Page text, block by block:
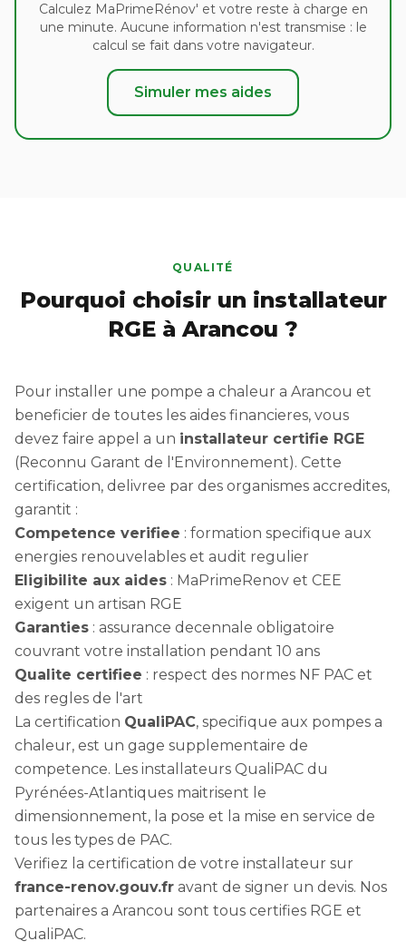
Calculez MaPrimeRénov' et votre reste à charge en
une minute. Aucune information n'est transmise : le
calcul se fait dans votre navigateur.
Simuler mes aides
QUALITÉ
Pourquoi choisir un installateur
RGE à Arancou ?
Pour installer une pompe a chaleur a Arancou et
beneficier de toutes les aides financieres, vous
devez faire appel a un installateur certifie RGE
(Reconnu Garant de l'Environnement). Cette
certification, delivree par des organismes accredites,
garantit :
Competence verifiee : formation specifique aux
energies renouvelables et audit regulier
Eligibilite aux aides : MaPrimeRenov et CEE
exigent un artisan RGE
Garanties : assurance decennale obligatoire
couvrant votre installation pendant 10 ans
Qualite certifiee : respect des normes NF PAC et
des regles de l'art
La certification QualiPAC, specifique aux pompes a
chaleur, est un gage supplementaire de
competence. Les installateurs QualiPAC du
Pyrénées-Atlantiques maitrisent le
dimensionnement, la pose et la mise en service de
tous les types de PAC.
Verifiez la certification de votre installateur sur
france-renov.gouv.fr avant de signer un devis. Nos
partenaires a Arancou sont tous certifies RGE et
QualiPAC.